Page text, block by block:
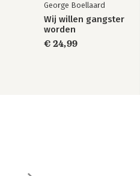
George Boellaard
Wij willen gangster
worden
€ 24,99